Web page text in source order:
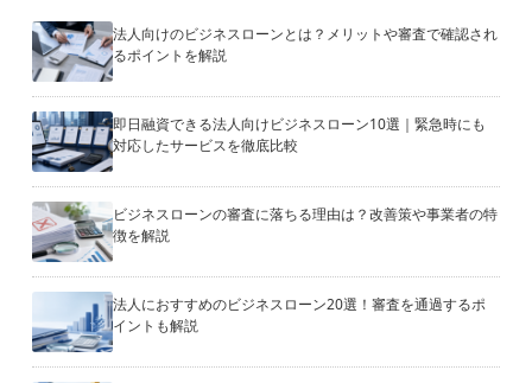
法人向けのビジネスローンとは？メリットや審査で確認され
るポイントを解説
即日融資できる法人向けビジネスローン10選｜緊急時にも
対応したサービスを徹底比較
ビジネスローンの審査に落ちる理由は？改善策や事業者の特
徴を解説
法人におすすめのビジネスローン20選！審査を通過するポ
イントも解説